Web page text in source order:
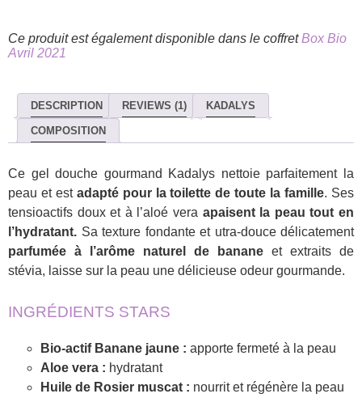
Ce produit est également disponible dans le coffretBox Bio
Avril 2021
DESCRIPTION REVIEWS (1) KADALYS
COMPOSITION
Ce gel douche gourmand Kadalys nettoie parfaitement la
peau et estadapté pour la toilette de toute la famille. Ses
tensioactifs doux et à l’aloé vera apaisent la peau tout en
l’hydratant. Sa texture fondante et utra-douce délicatement
parfumée à l’arôme naturel de banane et extraits de
stévia, laisse sur la peau une délicieuse odeur gourmande.
INGRÉDIENTS STARS
Bio-actif Banane jaune : apporte fermeté à la peau
Aloe vera : hydratant
Huile de Rosier muscat : nourrit et régénère la peau